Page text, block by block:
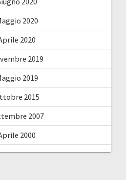
2020
2020
2019
2019
2015
2007
2000